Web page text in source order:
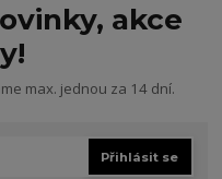
akce
max. jednou za 14 dní.
Přihlásit se